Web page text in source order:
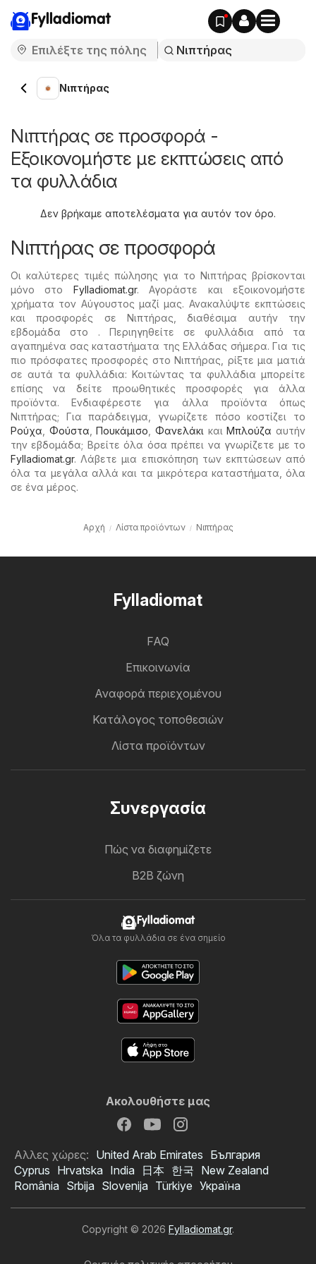
Fylladiomat
Νιπτήρας
Νιπτήρας σε προσφορά -
Εξοικονομήστε με εκπτώσεις από
τα φυλλάδια
Δεν βρήκαμε αποτελέσματα για αυτόν τον όρο.
Νιπτήρας σε προσφορά
Οι καλύτερες τιμές πώλησης για το Νιπτήρας βρίσκονται
μόνο στο Fylladiomat.gr. Αγοράστε και εξοικονομήστε
χρήματα τον Αύγουστος μαζί μας. Ανακαλύψτε εκπτώσεις
και προσφορές σε Νιπτήρας, διαθέσιμα αυτήν την
εβδομάδα στο . Περιηγηθείτε σε φυλλάδια από τα
αγαπημένα σας καταστήματα της Ελλάδας σήμερα. Για τις
πιο πρόσφατες προσφορές στο Νιπτήρας, ρίξτε μια ματιά
σε αυτά τα φυλλάδια: Κοιτώντας τα φυλλάδια μπορείτε
επίσης να δείτε προωθητικές προσφορές για άλλα
προϊόντα. Ενδιαφέρεστε για άλλα προϊόντα όπως
Νιπτήρας; Για παράδειγμα, γνωρίζετε πόσο κοστίζει το
Ρούχα
Φούστα ,Πουκάμισο ,Φανελάκι καιΜπλούζα αυτήν
την εβδομάδα; Βρείτε όλα όσα πρέπει να γνωρίζετε με το
Fylladiomat.gr. Λάβετε μια επισκόπηση των εκπτώσεων από
όλα τα μεγάλα αλλά και τα μικρότερα καταστήματα, όλα
σε ένα μέρος.
Αρχή Λίστα προϊόντων Νιπτήρας
Fylladiomat
FAQ
Επικοινωνία
Αναφορά περιεχομένου
Κατάλογος τοποθεσιών
Λίστα προϊόντων
Συνεργασία
Πώς να διαφημίζετε
B2B ζώνη
Fylladiomat
Όλα τα φυλλάδια σε ένα σημείο
Ακολουθήστε μας
Αλλες χώρες: United Arab Emirates България
Cyprus Hrvatska India 日本 한국 New Zealand
România Srbija Slovenija Türkiye Україна
Copyright © 2026 Fylladiomat.gr.